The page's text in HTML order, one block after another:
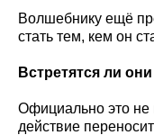
Волшебнику ещё
стать тем, кем он
Встретятся ли
Официально это не
действие